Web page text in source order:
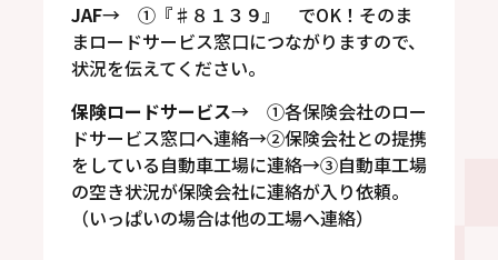
JAF→ ①『♯８１３９』 でOK！そのま
まロードサービス窓口につながりますので、
状況を伝えてください。
保険ロードサービス→ ①各保険会社のロー
ドサービス窓口へ連絡→②保険会社との提携
をしている自動車工場に連絡→③自動車工場
の空き状況が保険会社に連絡が入り依頼。
（いっぱいの場合は他の工場へ連絡）